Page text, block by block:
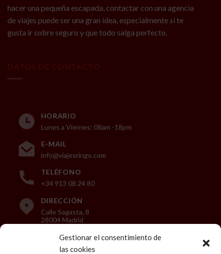
Gestionar el consentimiento de
las cookies
hacer una pequeña escapada, contactar con una agencia
de viajes puede ser una gran idea, especialmente si te
gusta ir sobre seguro y que todo salga perfecto.
HORARIO
Lunes a Viernes: 08am -18pm
E-MAIL
info@viajesringo.com
TELÉFONO
+34 913 08 24 80
DIRECCIÓN
Calle Sagasta, 8
28004 Madrid